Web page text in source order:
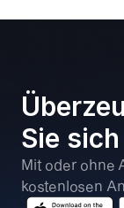
Sie
Mit oder ohne
kostenlosen